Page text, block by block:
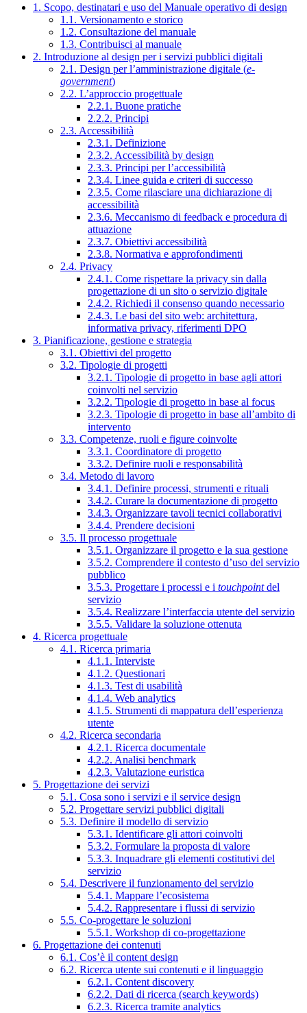
1. Scopo, destinatari e uso del Manuale operativo di design
1.1. Versionamento e storico
1.2. Consultazione del manuale
1.3. Contribuisci al manuale
2. Introduzione al design per i servizi pubblici digitali
2.1. Design per l’amministrazione digitale (e-
government)
2.2. L’approccio progettuale
2.2.1. Buone pratiche
2.2.2. Principi
2.3. Accessibilità
2.3.1. Definizione
2.3.2. Accessibilità by design
2.3.3. Principi per l’accessibilità
2.3.4. Linee guida e criteri di successo
2.3.5. Come rilasciare una dichiarazione di
accessibilità
2.3.6. Meccanismo di feedback e procedura di
attuazione
2.3.7. Obiettivi accessibilità
2.3.8. Normativa e approfondimenti
2.4. Privacy
2.4.1. Come rispettare la privacy sin dalla
progettazione di un sito o servizio digitale
2.4.2. Richiedi il consenso quando necessario
2.4.3. Le basi del sito web: architettura,
informativa privacy, riferimenti DPO
3. Pianificazione, gestione e strategia
3.1. Obiettivi del progetto
3.2. Tipologie di progetti
3.2.1. Tipologie di progetto in base agli attori
coinvolti nel servizio
3.2.2. Tipologie di progetto in base al focus
3.2.3. Tipologie di progetto in base all’ambito di
intervento
3.3. Competenze, ruoli e figure coinvolte
3.3.1. Coordinatore di progetto
3.3.2. Definire ruoli e responsabilità
3.4. Metodo di lavoro
3.4.1. Definire processi, strumenti e rituali
3.4.2. Curare la documentazione di progetto
3.4.3. Organizzare tavoli tecnici collaborativi
3.4.4. Prendere decisioni
3.5. Il processo progettuale
3.5.1. Organizzare il progetto e la sua gestione
3.5.2. Comprendere il contesto d’uso del servizio
pubblico
3.5.3. Progettare i processi e i touchpointdel
servizio
3.5.4. Realizzare l’interfaccia utente del servizio
3.5.5. Validare la soluzione ottenuta
4. Ricerca progettuale
4.1. Ricerca primaria
4.1.1. Interviste
4.1.2. Questionari
4.1.3. Test di usabilità
4.1.4. Web analytics
4.1.5. Strumenti di mappatura dell’esperienza
utente
4.2. Ricerca secondaria
4.2.1. Ricerca documentale
4.2.2. Analisi benchmark
4.2.3. Valutazione euristica
5. Progettazione dei servizi
5.1. Cosa sono i servizi e il service design
5.2. Progettare servizi pubblici digitali
5.3. Definire il modello di servizio
5.3.1. Identificare gli attori coinvolti
5.3.2. Formulare la proposta di valore
5.3.3. Inquadrare gli elementi costitutivi del
servizio
5.4. Descrivere il funzionamento del servizio
5.4.1. Mappare l’ecosistema
5.4.2. Rappresentare i flussi di servizio
5.5. Co-progettare le soluzioni
5.5.1. Workshop di co-progettazione
6. Progettazione dei contenuti
6.1. Cos’è il content design
6.2. Ricerca utente sui contenuti e il linguaggio
6.2.1. Content discovery
6.2.2. Dati di ricerca (search keywords)
6.2.3. Ricerca tramite analytics